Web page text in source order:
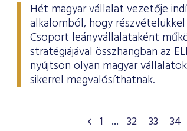
Hét magyar vállalat vezetője
alkalomból, hogy
Csoport leányvállalataként
stratégiájával összhangban az
nyújtson olyan magyar
sikerrel megvalósíthatnak.
1 ... 32 33 34